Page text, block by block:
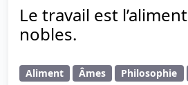
Le travail est
nobles.
Aliment Âmes Philosophie